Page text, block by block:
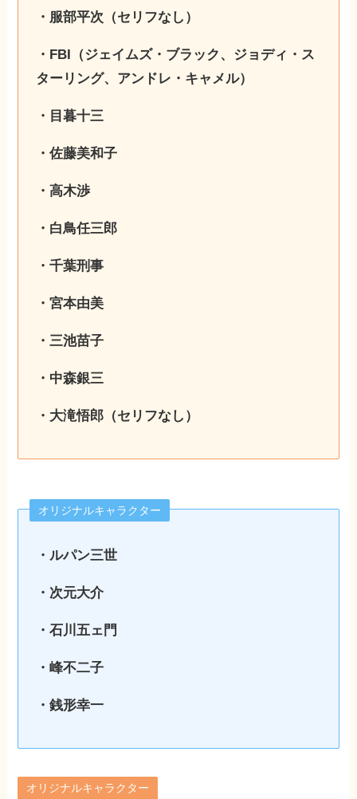
・服部平次（セリフなし）
・FBI（ジェイムズ・ブラック、ジョディ・ス
ターリング、アンドレ・キャメル）
・目暮十三
・佐藤美和子
・高木渉
・白鳥任三郎
・千葉刑事
・宮本由美
・三池苗子
・中森銀三
・大滝悟郎（セリフなし ）
オリジナルキャラクター
・ルパン三世
・次元大介
・石川五ェ門
・峰不二子
・銭形幸一
オリジナルキャラクター